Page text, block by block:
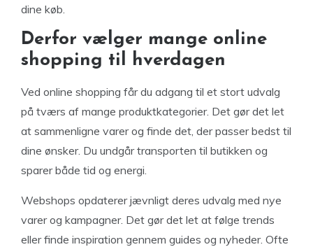
dine køb.
Derfor vælger mange online
shopping til hverdagen
Ved online shopping får du adgang til et stort udvalg
på tværs af mange produktkategorier. Det gør det let
at sammenligne varer og finde det, der passer bedst til
dine ønsker. Du undgår transporten til butikken og
sparer både tid og energi.
Webshops opdaterer jævnligt deres udvalg med nye
varer og kampagner. Det gør det let at følge trends
eller finde inspiration gennem guides og nyheder. Ofte